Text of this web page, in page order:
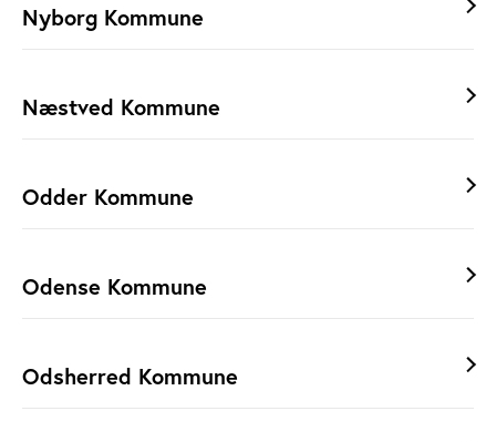
Nyborg Kommune
Næstved Kommune
Odder Kommune
Odense Kommune
Odsherred Kommune